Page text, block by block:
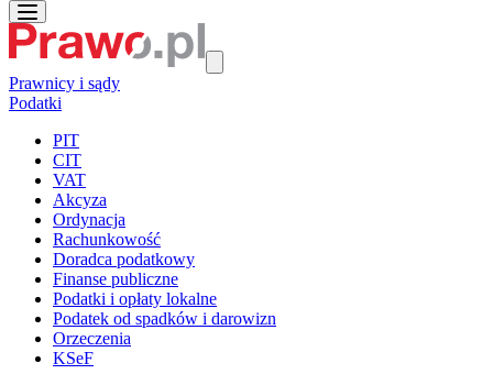
Prawnicy i sądy
Podatki
PIT
CIT
VAT
Akcyza
Ordynacja
Rachunkowość
Doradca podatkowy
Finanse publiczne
Podatki i opłaty lokalne
Podatek od spadków i darowizn
Orzeczenia
KSeF